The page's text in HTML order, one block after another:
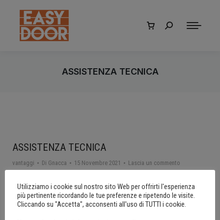
Cerca:
ASSISTENZA TECNICA
ASSISTENZA TECNICA
vantaggi Di Gnacca 15 Novembre 2021 Lascia un commento
l’acquisto del Kit componenti per Portone Sezionale e dopo, per una
facile installazione, è fondamentale per noi. Precedente Successivo
Utilizziamo i cookie sul nostro sito Web per offrirti l'esperienza
più pertinente ricordando le tue preferenze e ripetendo le visite.
Cliccando su "Accetta", acconsenti all'uso di TUTTI i cookie.